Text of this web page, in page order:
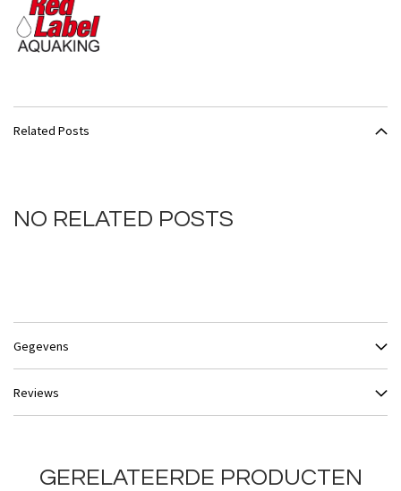
Related Posts
NO RELATED POSTS
Gegevens
Reviews
GERELATEERDE PRODUCTEN